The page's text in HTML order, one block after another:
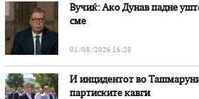
Вучиќ: Ако Дунав падне
сме
01/08/2026 16:28
И инцидентот во
партиските кавги